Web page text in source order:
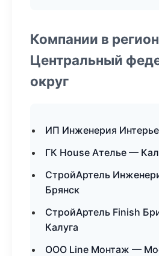
Компании в
Центральный
округ
ИП Инженерия
ГК House Ателье —
СтройАртель
Брянск
СтройАртель Finish
Калуга
ООО Line Монтаж —